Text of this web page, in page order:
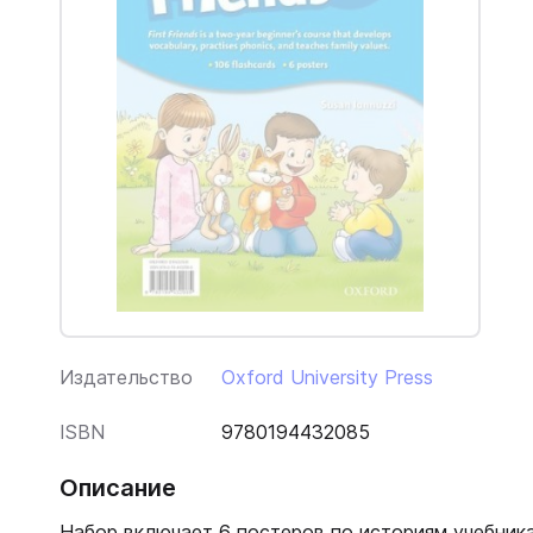
Издательство Oxford University Press
ISBN 9780194432085
Описание